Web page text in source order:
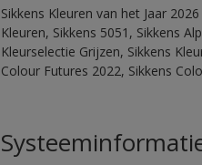
Sikkens Kleuren van het Jaar
Kleuren, Sikkens 5051, Sikkens
Kleurselectie Grijzen, Sikkens
Colour Futures 2022, Sikkens